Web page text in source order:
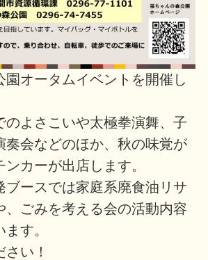
園オータムイベントを開催し
のよさこいや太極拳演舞、子
奏会などのほか、秋の味覚が
カーが出店します。
ブースでは家庭系廃食油リサ
、ごみを考える会の活動内容
す。
い！